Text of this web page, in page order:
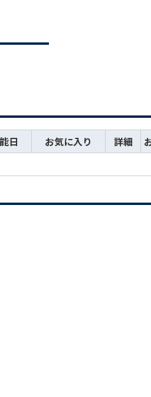
日 お気に入り 詳細